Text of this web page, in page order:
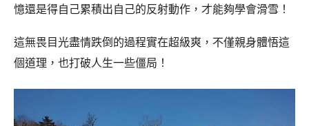
憶還是得自己累積出自己的反射動作，才能夠學會滑雪！
這無畏目光盡情跌倒的過程實在超級爽，不僅親身體悟這
個道理，也打破人生一些僵局！